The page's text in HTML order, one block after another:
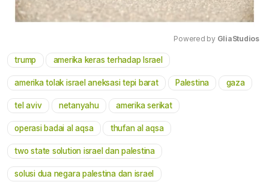
Powered by GliaStudios
trump amerika keras terhadap Israel
amerika tolak israel aneksasi tepi barat Palestina gaza
tel aviv netanyahu amerika serikat
operasi badai al aqsa thufan al aqsa
two state solution israel dan palestina
solusi dua negara palestina dan israel